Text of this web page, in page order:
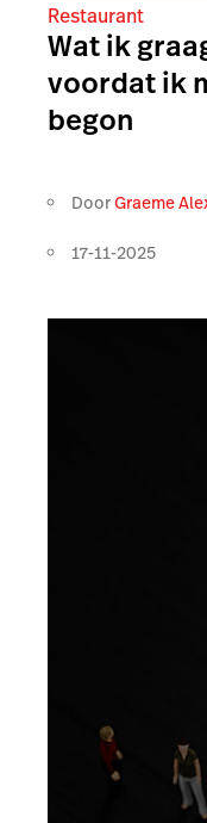
Restaurant
Wat ik
voordat ik
begon
DoorGraeme
17-11-2025